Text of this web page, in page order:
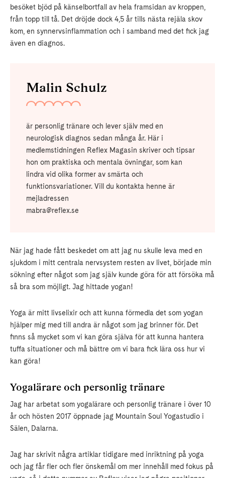
besöket bjöd på känselbortfall av hela framsidan av kroppen,
från topp till tå. Det dröjde dock 4,5 år tills nästa rejäla skov
kom, en synnervsinflammation och i samband med det fick jag
även en diagnos.
Malin Schulz
är personlig tränare och lever själv med en
neurologisk diagnos sedan många år. Här i
medlemstidningen Reflex Magasin skriver och tipsar
hon om praktiska och mentala övningar, som kan
lindra vid olika former av smärta och
funktionsvariationer. Vill du kontakta henne är
mejladressen
mabra@reflex.se
När jag hade fått beskedet om att jag nu skulle leva med en
sjukdom i mitt centrala nervsystem resten av livet, började min
sökning efter något som jag själv kunde göra för att försöka må
så bra som möjligt. Jag hittade yogan!
Yoga är mitt livselixir och att kunna förmedla det som yogan
hjälper mig med till andra är något som jag brinner för. Det
finns så mycket som vi kan göra själva för att kunna hantera
tuffa situationer och må bättre om vi bara fick lära oss hur vi
kan göra!
Yogalärare och personlig tränare
Jag har arbetat som yogalärare och personlig tränare i över 10
år och hösten 2017 öppnade jag Mountain Soul Yogastudio i
Sälen, Dalarna.
Jag har skrivit några artiklar tidigare med inriktning på yoga
och jag får fler och fler önskemål om mer innehåll med fokus på